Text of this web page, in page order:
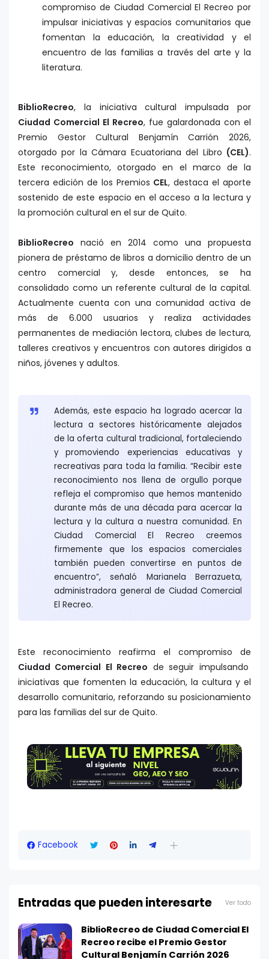
compromiso de Ciudad Comercial El Recreo por
impulsar iniciativas y espacios comunitarios que
fomentan la educación, la creatividad y el
encuentro de las familias a través del arte y la
literatura.
BiblioRecreo, la iniciativa cultural impulsada por
Ciudad Comercial El Recreo, fue galardonada con el
Premio Gestor Cultural Benjamín Carrión 2026,
otorgado por la Cámara Ecuatoriana del Libro (CEL).
Este reconocimiento, otorgado en el marco de la
tercera edición de los Premios CEL, destaca el aporte
sostenido de este espacio en el acceso a la lectura y
la promoción cultural en el sur de Quito.
BiblioRecreo nació en 2014 como una propuesta
pionera de préstamo de libros a domicilio dentro de un
centro comercial y, desde entonces, se ha
consolidado como un referente cultural de la capital.
Actualmente cuenta con una comunidad activa de
más de 6.000 usuarios y realiza actividades
permanentes de mediación lectora, clubes de lectura,
talleres creativos y encuentros con autores dirigidos a
niños, jóvenes y adultos.
Además, este espacio ha logrado acercar la
lectura a sectores históricamente alejados
de la oferta cultural tradicional, fortaleciendo
y promoviendo experiencias educativas y
recreativas para toda la familia. “Recibir este
reconocimiento nos llena de orgullo porque
refleja el compromiso que hemos mantenido
durante más de una década para acercar la
lectura y la cultura a nuestra comunidad. En
Ciudad Comercial El Recreo creemos
firmemente que los espacios comerciales
también pueden convertirse en puntos de
encuentro”, señaló Marianela Berrazueta,
administradora general de Ciudad Comercial
El Recreo.
Este reconocimiento reafirma el compromiso de
Ciudad Comercial El Recreo de seguir impulsando
iniciativas que fomenten la educación, la cultura y el
desarrollo comunitario, reforzando su posicionamiento
para las familias del sur de Quito.
Facebook
Entradas que pueden interesarte Ver todo
BiblioRecreo de Ciudad Comercial El
Recreo recibe el Premio Gestor
Cultural Benjamín Carrión 2026